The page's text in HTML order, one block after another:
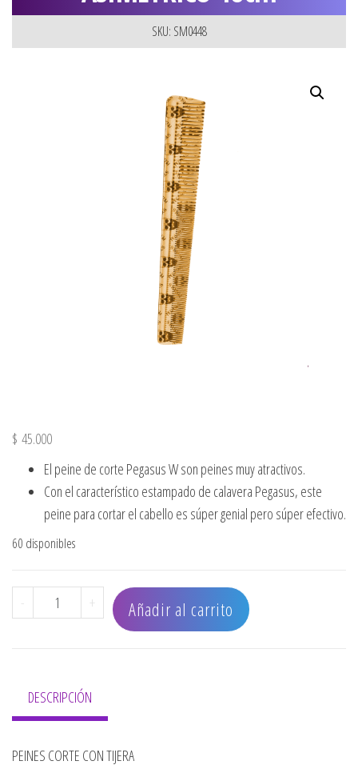
SKU: SM0448
$ 45.000
El peine de corte Pegasus W son peines muy atractivos.
Con el característico estampado de calavera Pegasus, este
peine para cortar el cabello es súper genial pero súper efectivo.
60 disponibles
- PEINE SKULLETO DOBLE ASIMETRICO 18cm cantidad
+ Añadir al carrito
DESCRIPCIÓN
PEINES CORTE CON TIJERA